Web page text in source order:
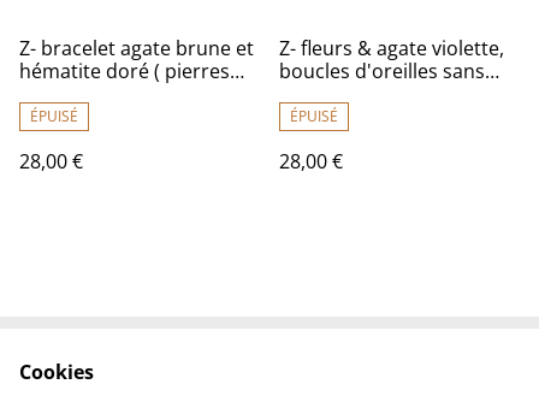
Z- bracelet agate brune et
hématite doré ( pierres
ÉPUISÉ
28,00 €
Z- fleurs & agate violette,
boucles d'oreilles sans
inoxydable doré
ÉPUISÉ
28,00 €
Cookies